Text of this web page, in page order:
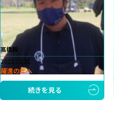
髙橋毅
2022.10.31
躍進の年へ
続きを見る